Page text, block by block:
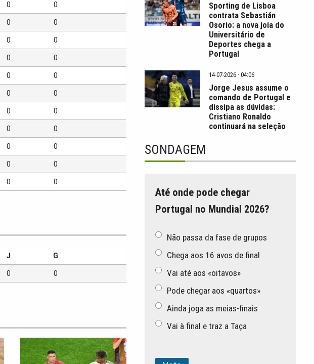
0 0
0 0
0 0
0 0
0 0
0 0
0 0
0 0
0 0
0 0
0 0
J G
0 0
Sporting de Lisboa
contrata Sebastián
Osorio: a nova joia do
Universitário de
Deportes chega a
Portugal
14-07-2026 · 04:06
Jorge Jesus assume o
comando de Portugal e
dissipa as dúvidas:
Cristiano Ronaldo
continuará na seleção
SONDAGEM
Até onde pode chegar
Portugal no Mundial 2026?
Não passa da fase de grupos
Chega aos 16 avos de final
Vai até aos «oitavos»
Pode chegar aos «quartos»
Ainda joga as meias-finais
Vai à final e traz a Taça